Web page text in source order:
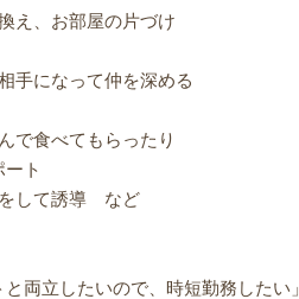
え、お部屋の片づけ
手になって仲を深める
で食べてもらったり
ート
して誘導 など
と両立したいので、時短勤務したい」